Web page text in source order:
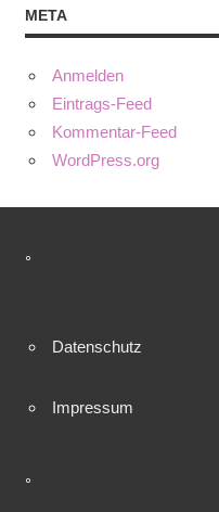
META
Anmelden
Eintrags-Feed
Kommentar-Feed
WordPress.org
°
Datenschutz
Impressum
°